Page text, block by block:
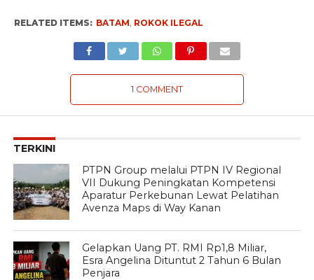
RELATED ITEMS: BATAM ROKOK ILEGAL
1 COMMENT
TERKINI
PTPN Group melalui PTPN IV Regional
VII Dukung Peningkatan Kompetensi
Aparatur Perkebunan Lewat Pelatihan
Avenza Maps di Way Kanan
Gelapkan Uang PT. RMI Rp1,8 Miliar,
Esra Angelina Dituntut 2 Tahun 6 Bulan
Penjara